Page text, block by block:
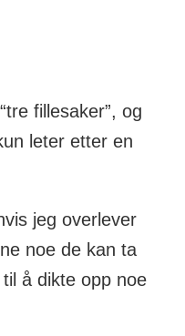
fillesaker”, og
leter etter en
jeg overlever
noe de kan ta
å dikte opp noe